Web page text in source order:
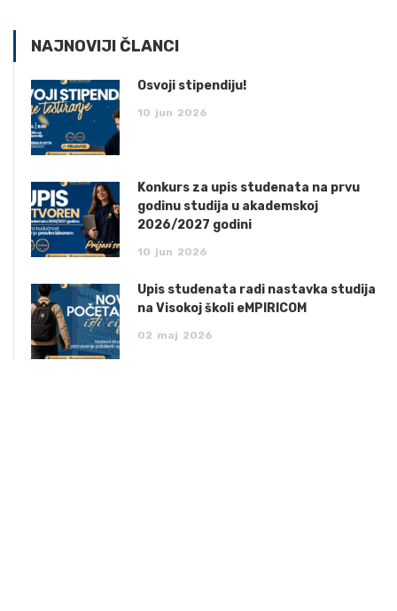
NAJNOVIJI ČLANCI
Osvoji stipendiju!
10 jun 2026
Konkurs za upis studenata na prvu
godinu studija u akademskoj
2026/2027 godini
10 jun 2026
Upis studenata radi nastavka studija
na Visokoj školi eMPIRICOM
02 maj 2026